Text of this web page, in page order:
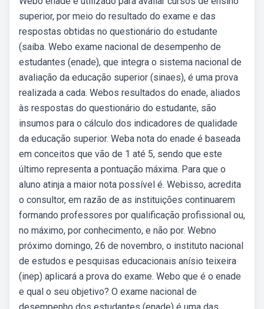
superior, por meio do resultado do exame e das
respostas obtidas no questionário do estudante
(saiba. Webo exame nacional de desempenho de
estudantes (enade), que integra o sistema nacional de
avaliação da educação superior (sinaes), é uma prova
realizada a cada. Webos resultados do enade, aliados
às respostas do questionário do estudante, são
insumos para o cálculo dos indicadores de qualidade
da educação superior. Weba nota do enade é baseada
em conceitos que vão de 1 até 5, sendo que este
último representa a pontuação máxima. Para que o
aluno atinja a maior nota possível é. Webisso, acredita
o consultor, em razão de as instituições continuarem
formando professores por qualificação profissional ou,
no máximo, por conhecimento, e não por. Webno
próximo domingo, 26 de novembro, o instituto nacional
de estudos e pesquisas educacionais anísio teixeira
(inep) aplicará a prova do exame. Webo que é o enade
e qual o seu objetivo? O exame nacional de